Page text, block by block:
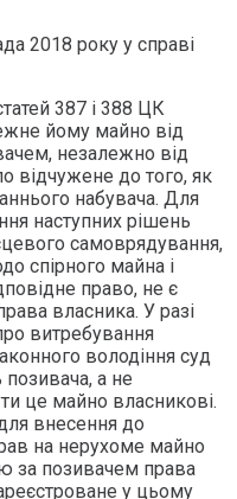
2018 року у справі
387 і 388 ЦК
йому майно від
незалежно від
відчужене до того, як
набувача. Для
наступних рішень
самоврядування,
спірного майна і
право, не є
власника. У разі
витребування
володіння суд
а не
це майно власникові.
внесення до
на нерухоме майно
за позивачем права
у цьому